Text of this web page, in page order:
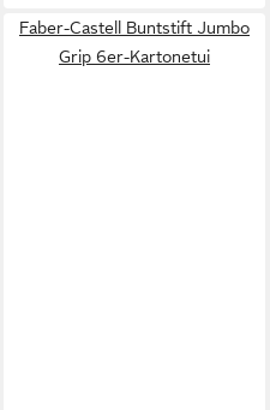
Faber-Castell Buntstift Jumbo
Grip 6er-Kartonetui